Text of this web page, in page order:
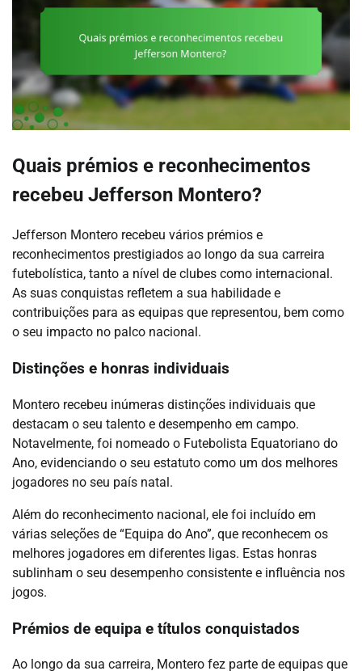
Quais prémios e reconhecimentos
recebeu Jefferson Montero?
Jefferson Montero recebeu vários prémios e
reconhecimentos prestigiados ao longo da sua carreira
futebolística, tanto a nível de clubes como internacional.
As suas conquistas refletem a sua habilidade e
contribuições para as equipas que representou, bem como
o seu impacto no palco nacional.
Distinções e honras individuais
Montero recebeu inúmeras distinções individuais que
destacam o seu talento e desempenho em campo.
Notavelmente, foi nomeado o Futebolista Equatoriano do
Ano, evidenciando o seu estatuto como um dos melhores
jogadores no seu país natal.
Além do reconhecimento nacional, ele foi incluído em
várias seleções de “Equipa do Ano”, que reconhecem os
melhores jogadores em diferentes ligas. Estas honras
sublinham o seu desempenho consistente e influência nos
jogos.
Prémios de equipa e títulos conquistados
Ao longo da sua carreira, Montero fez parte de equipas que